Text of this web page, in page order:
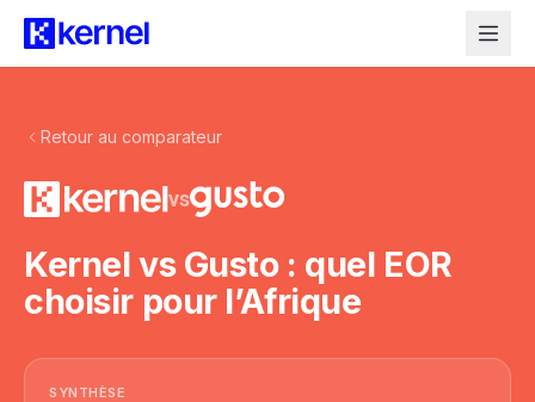
Retour au comparateur
vs
Kernel vs Gusto : quel EOR
choisir pour l’Afrique
SYNTHÈSE